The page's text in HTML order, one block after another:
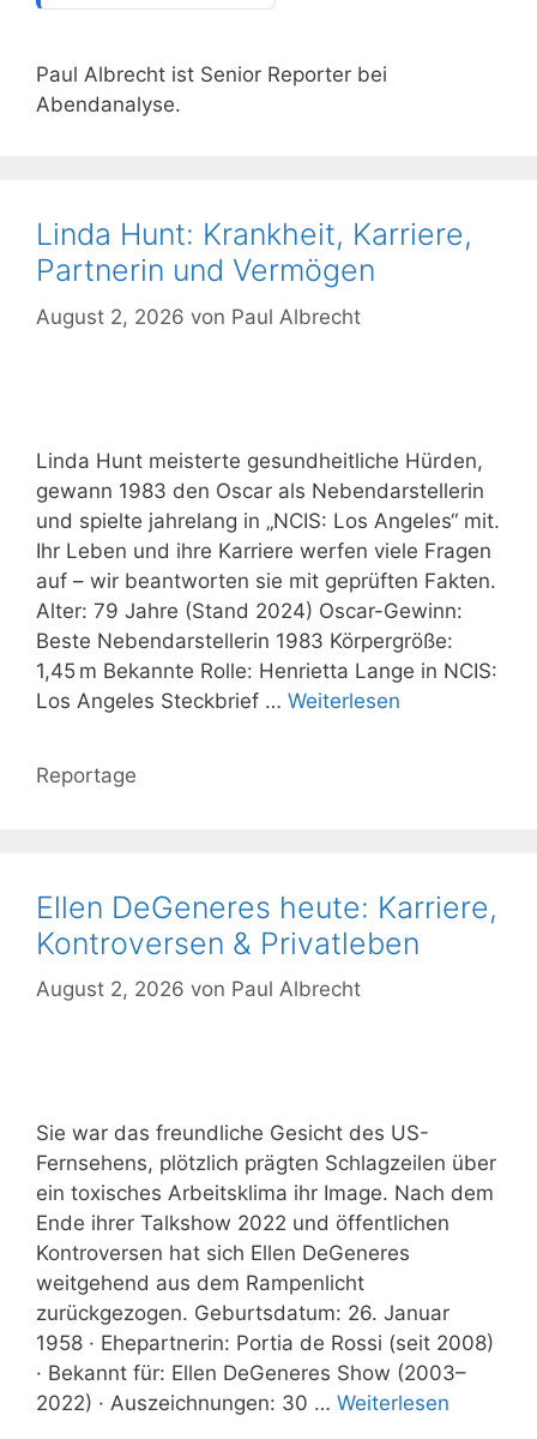
Paul Albrecht ist Senior Reporter bei
Abendanalyse.
Linda Hunt: Krankheit, Karriere,
Partnerin und Vermögen
August 2, 2026 von Paul Albrecht
Linda Hunt meisterte gesundheitliche Hürden,
gewann 1983 den Oscar als Nebendarstellerin
und spielte jahrelang in „NCIS: Los Angeles“ mit.
Ihr Leben und ihre Karriere werfen viele Fragen
auf – wir beantworten sie mit geprüften Fakten.
Alter: 79 Jahre (Stand 2024) Oscar-Gewinn:
Beste Nebendarstellerin 1983 Körpergröße:
1,45 m Bekannte Rolle: Henrietta Lange in NCIS:
Los Angeles Steckbrief … Weiterlesen
Kategorien
Reportage
Ellen DeGeneres heute: Karriere,
Kontroversen & Privatleben
August 2, 2026 von Paul Albrecht
Sie war das freundliche Gesicht des US-
Fernsehens, plötzlich prägten Schlagzeilen über
ein toxisches Arbeitsklima ihr Image. Nach dem
Ende ihrer Talkshow 2022 und öffentlichen
Kontroversen hat sich Ellen DeGeneres
weitgehend aus dem Rampenlicht
zurückgezogen. Geburtsdatum: 26. Januar
1958 · Ehepartnerin: Portia de Rossi (seit 2008)
· Bekannt für: Ellen DeGeneres Show (2003–
2022) · Auszeichnungen: 30 … Weiterlesen